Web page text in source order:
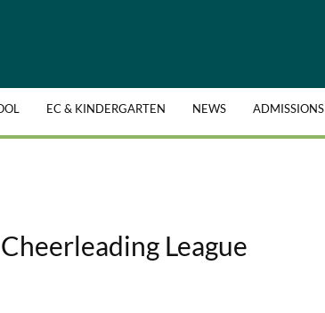
EC & KINDERGARTEN NEWS ADMISSIONS
League